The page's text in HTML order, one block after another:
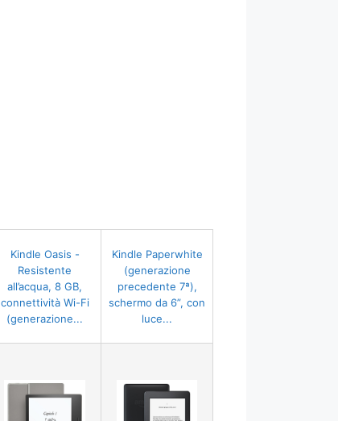
Kindle Oasis -
Resistente
all’acqua, 8 GB,
connettività Wi-Fi
(generazione...
Kindle Paperwhite
(generazione
precedente 7ª),
schermo da 6”, con
luce...